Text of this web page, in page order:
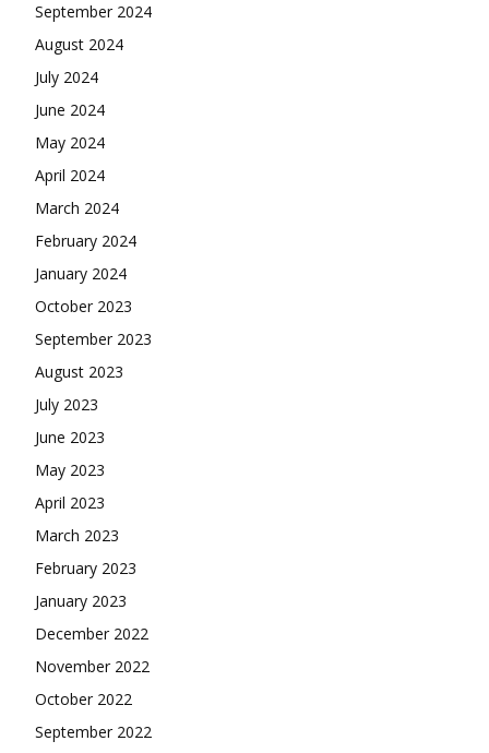
September 2024
August 2024
July 2024
June 2024
May 2024
April 2024
March 2024
February 2024
January 2024
October 2023
September 2023
August 2023
July 2023
June 2023
May 2023
April 2023
March 2023
February 2023
January 2023
December 2022
November 2022
October 2022
September 2022